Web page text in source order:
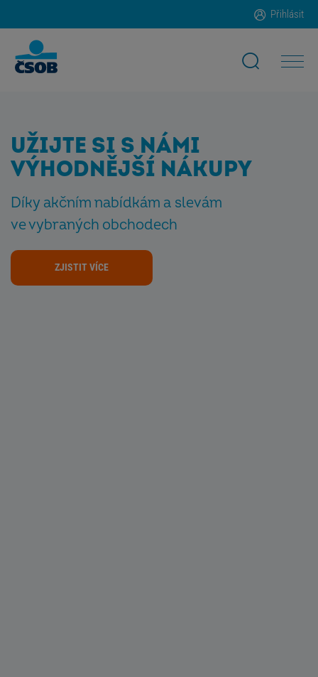
Přihlásit
UŽIJTE SI S NÁMI
VÝHODNĚJŠÍ NÁKUPY
Díky akčním nabídkám a slevám
ve vybraných obchodech
ZJISTIT VÍCE